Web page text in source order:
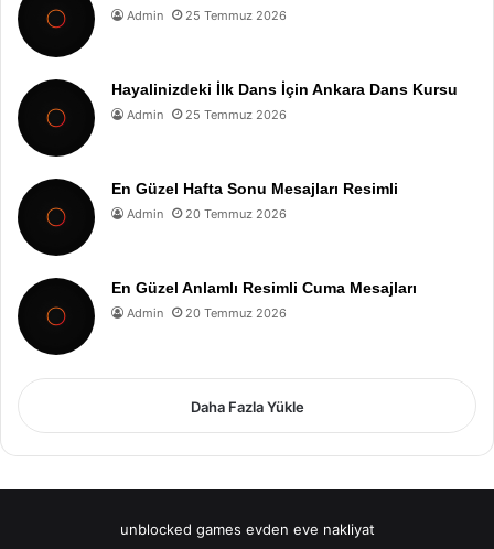
Admin 25 Temmuz 2026
Hayalinizdeki İlk Dans İçin Ankara Dans Kursu
Admin 25 Temmuz 2026
En Güzel Hafta Sonu Mesajları Resimli
Admin 20 Temmuz 2026
En Güzel Anlamlı Resimli Cuma Mesajları
Admin 20 Temmuz 2026
Daha Fazla Yükle
unblocked games evden eve nakliyat